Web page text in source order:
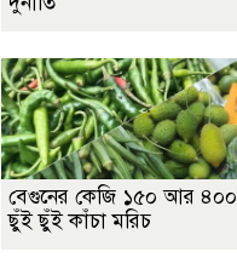
বেগুনের কেজি ১৫০ আর ৪০০
ছুঁই ছুঁই কাঁচা মরিচ